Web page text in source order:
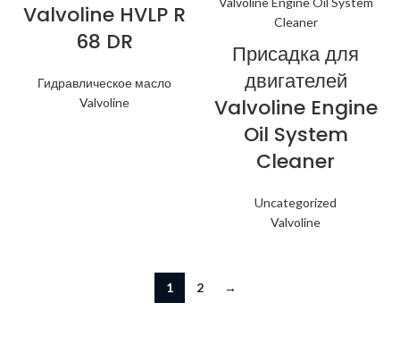
Valvoline HVLP R
68 DR
Гидравлическое масло
Valvoline
Присадка для
двигателей
Valvoline Engine
Oil System
Cleaner
Uncategorized
Valvoline
1 2 →